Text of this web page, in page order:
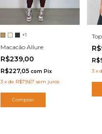
+1
Macacão Allure
R$239,00
R$227,05com Pix
3 xde R$79,67 sem juros
Comprar
3 x